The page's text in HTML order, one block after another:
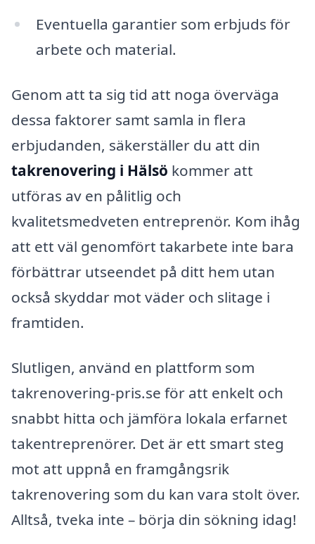
Eventuella garantier som erbjuds för
arbete och material.
Genom att ta sig tid att noga överväga
dessa faktorer samt samla in flera
erbjudanden, säkerställer du att din
takrenovering i Hälsö kommer att
utföras av en pålitlig och
kvalitetsmedveten entreprenör. Kom ihåg
att ett väl genomfört takarbete inte bara
förbättrar utseendet på ditt hem utan
också skyddar mot väder och slitage i
framtiden.
Slutligen, använd en plattform som
takrenovering-pris.se för att enkelt och
snabbt hitta och jämföra lokala erfarnet
takentreprenörer. Det är ett smart steg
mot att uppnå en framgångsrik
takrenovering som du kan vara stolt över.
Alltså, tveka inte – börja din sökning idag!